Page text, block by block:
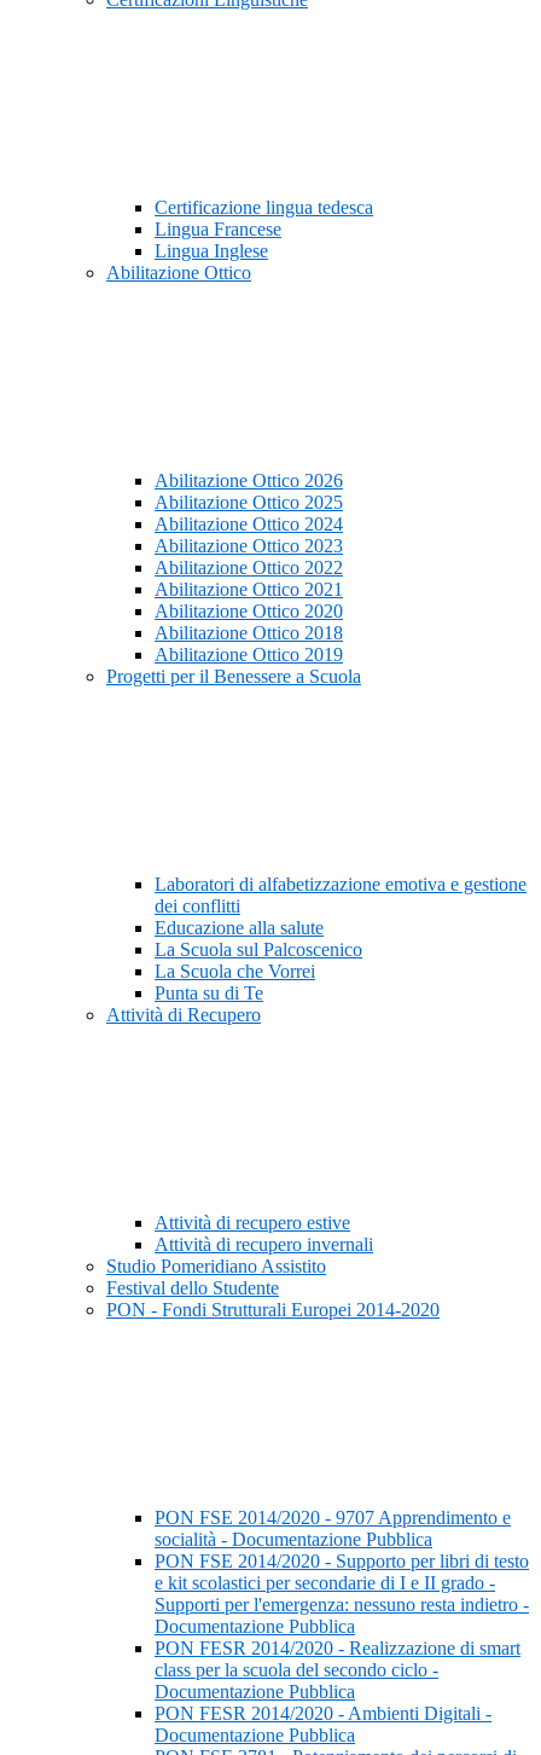
Certificazione lingua tedesca
Lingua Francese
Lingua Inglese
Abilitazione Ottico
Abilitazione Ottico 2026
Abilitazione Ottico 2025
Abilitazione Ottico 2024
Abilitazione Ottico 2023
Abilitazione Ottico 2022
Abilitazione Ottico 2021
Abilitazione Ottico 2020
Abilitazione Ottico 2018
Abilitazione Ottico 2019
Progetti per il Benessere a Scuola
Laboratori di alfabetizzazione emotiva e gestione
dei conflitti
Educazione alla salute
La Scuola sul Palcoscenico
La Scuola che Vorrei
Punta su di Te
Attività di Recupero
Attività di recupero estive
Attività di recupero invernali
Studio Pomeridiano Assistito
Festival dello Studente
PON - Fondi Strutturali Europei 2014-2020
PON FSE 2014/2020 - 9707 Apprendimento e
socialità - Documentazione Pubblica
PON FSE 2014/2020 - Supporto per libri di testo
e kit scolastici per secondarie di I e II grado -
Supporti per l'emergenza: nessuno resta indietro -
Documentazione Pubblica
PON FESR 2014/2020 - Realizzazione di smart
class per la scuola del secondo ciclo -
Documentazione Pubblica
PON FESR 2014/2020 - Ambienti Digitali -
Documentazione Pubblica